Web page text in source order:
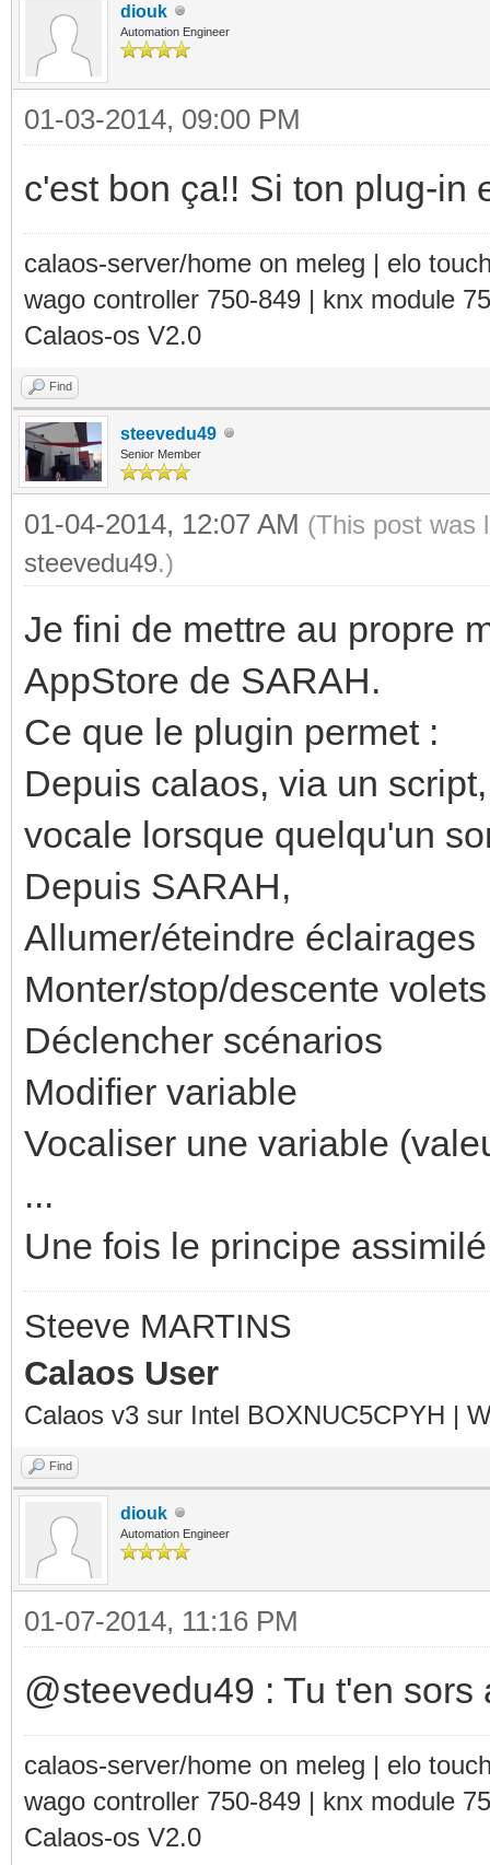
diouk
Automation Engineer
01-03-2014, 09:00 PM
c'est bon ça!! Si ton plug-in
calaos-server/home on meleg | elo
wago controller 750-849 | knx module
Calaos-os V2.0
Find
steevedu49
Senior Member
01-04-2014, 12:07 AM (This post was
steevedu49.)
Je fini de mettre au propre
AppStore de SARAH.
Ce que le plugin permet :
Depuis calaos, via un
vocale lorsque quelqu'un
Depuis SARAH,
Allumer/éteindre éclairages
Monter/stop/descente volets
Déclencher scénarios
Modifier variable
Vocaliser une variable
...
Une fois le principe
Steeve MARTINS
Calaos User
Calaos v3 sur Intel BOXNUC5CPYH |
Find
diouk
Automation Engineer
01-07-2014, 11:16 PM
@steevedu49 : Tu t'en
calaos-server/home on meleg | elo
wago controller 750-849 | knx module
Calaos-os V2.0